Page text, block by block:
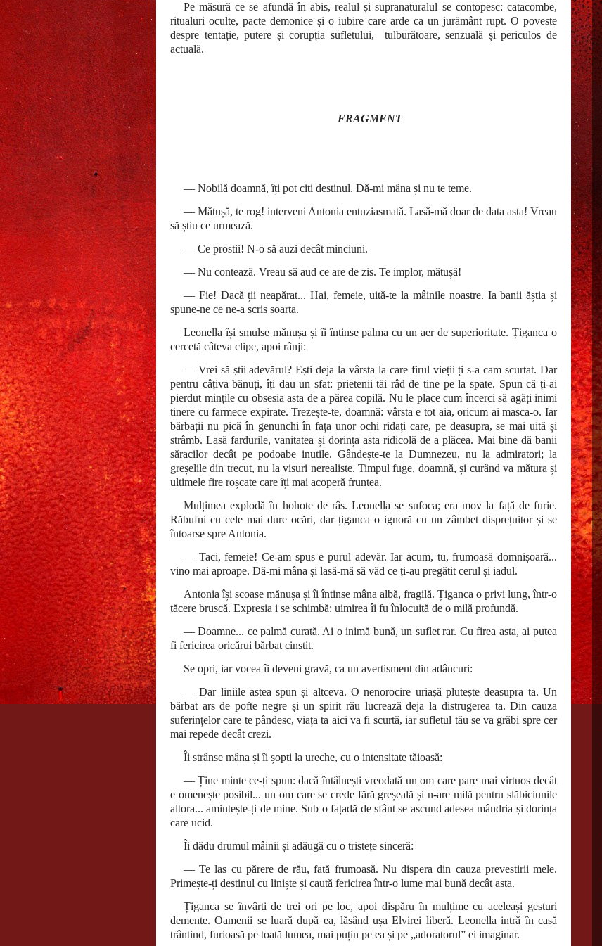
Pe măsură ce se afundă în abis, realul și supranaturalul se contopesc: catacombe,
ritualuri oculte, pacte demonice și o iubire care arde ca un jurământ rupt. O poveste
despre tentație, putere și corupția sufletului, tulburătoare, senzuală și periculos de
actuală.
FRAGMENT
— Nobilă doamnă, îți pot citi destinul. Dă-mi mâna și nu te teme.
— Mătușă, te rog! interveni Antonia entuziasmată. Lasă-mă doar de data asta! Vreau
să știu ce urmează.
— Ce prostii! N-o să auzi decât minciuni.
— Nu contează. Vreau să aud ce are de zis. Te implor, mătușă!
— Fie! Dacă ții neapărat... Hai, femeie, uită-te la mâinile noastre. Ia banii ăștia și
spune-ne ce ne-a scris soarta.
Leonella își smulse mănușa și îi întinse palma cu un aer de superioritate. Țiganca o
cercetă câteva clipe, apoi rânji:
— Vrei să știi adevărul? Ești deja la vârsta la care firul vieții ți s-a cam scurtat. Dar
pentru câțiva bănuți, îți dau un sfat: prietenii tăi râd de tine pe la spate. Spun că ți-ai
pierdut mințile cu obsesia asta de a părea copilă. Nu le place cum încerci să agăți inimi
tinere cu farmece expirate. Trezește-te, doamnă: vârsta e tot aia, oricum ai masca-o. Iar
bărbații nu pică în genunchi în fața unor ochi ridați care, pe deasupra, se mai uită și
strâmb. Lasă fardurile, vanitatea și dorința asta ridicolă de a plăcea. Mai bine dă banii
săracilor decât pe podoabe inutile. Gândește-te la Dumnezeu, nu la admiratori; la
greșelile din trecut, nu la visuri nerealiste. Timpul fuge, doamnă, și curând va mătura și
ultimele fire roșcate care îți mai acoperă fruntea.
Mulțimea explodă în hohote de râs. Leonella se sufoca; era mov la față de furie.
Răbufni cu cele mai dure ocări, dar țiganca o ignoră cu un zâmbet disprețuitor și se
întoarse spre Antonia.
— Taci, femeie! Ce-am spus e purul adevăr. Iar acum, tu, frumoasă domnișoară...
vino mai aproape. Dă-mi mâna și lasă-mă să văd ce ți-au pregătit cerul și iadul.
Antonia își scoase mănușa și îi întinse mâna albă, fragilă. Țiganca o privi lung, într-o
tăcere bruscă. Expresia i se schimbă: uimirea îi fu înlocuită de o milă profundă.
— Doamne... ce palmă curată. Ai o inimă bună, un suflet rar. Cu firea asta, ai putea
fi fericirea oricărui bărbat cinstit.
Se opri, iar vocea îi deveni gravă, ca un avertisment din adâncuri:
— Dar liniile astea spun și altceva. O nenorocire uriașă plutește deasupra ta. Un
bărbat ars de pofte negre și un spirit rău lucrează deja la distrugerea ta. Din cauza
suferințelor care te pândesc, viața ta aici va fi scurtă, iar sufletul tău se va grăbi spre cer
mai repede decât crezi.
Îi strânse mâna și îi șopti la ureche, cu o intensitate tăioasă:
— Ține minte ce-ți spun: dacă întâlnești vreodată un om care pare mai virtuos decât
e omenește posibil... un om care se crede fără greșeală și n-are milă pentru slăbiciunile
altora... amintește-ți de mine. Sub o fațadă de sfânt se ascund adesea mândria și dorința
care ucid.
Îi dădu drumul mâinii și adăugă cu o tristețe sinceră:
— Te las cu părere de rău, fată frumoasă. Nu dispera din cauza prevestirii mele.
Primește-ți destinul cu liniște și caută fericirea într-o lume mai bună decât asta.
Țiganca se învârti de trei ori pe loc, apoi dispăru în mulțime cu aceleași gesturi
demente. Oamenii se luară după ea, lăsând ușa Elvirei liberă. Leonella intră în casă
trântind, furioasă pe toată lumea, mai puțin pe ea și pe „adoratorul” ei imaginar.